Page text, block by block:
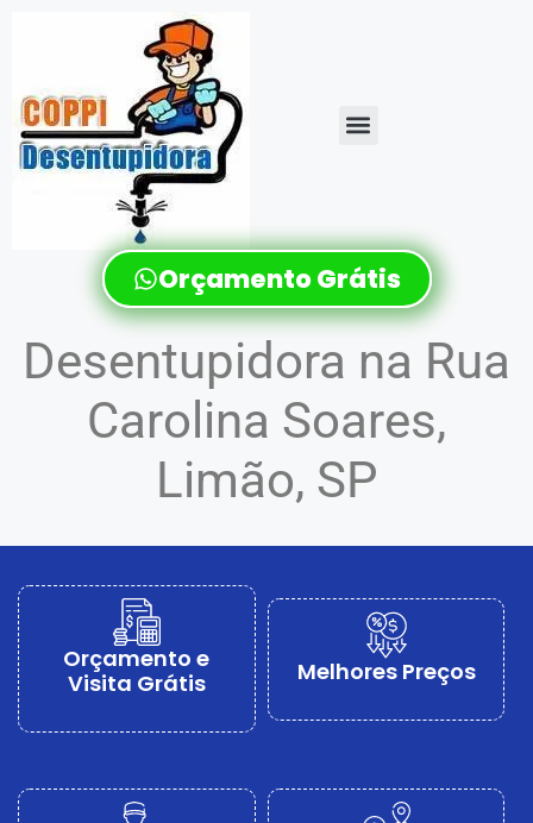
Orçamento Grátis
Desentupidora na Rua
Carolina Soares,
Limão, SP
Orçamento e
Visita Grátis
Melhores Preços